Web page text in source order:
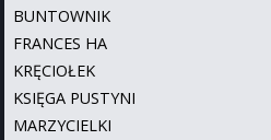
BUNTOWNIK
FRANCES HA
KRĘCIOŁEK
KSIĘGA PUSTYNI
MARZYCIELKI